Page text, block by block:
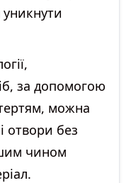
за допомогою
можна
отвори без
чином